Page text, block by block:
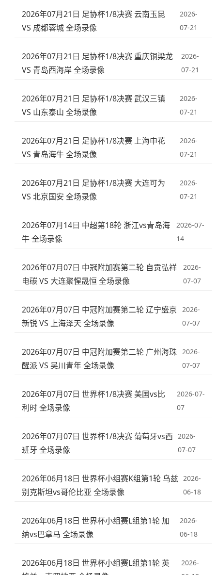
2026年07月21日 足协杯1/8决赛 云南玉昆
VS 成都蓉城 全场录像
2026-
07-21
2026年07月21日 足协杯1/8决赛 重庆铜梁龙
VS 青岛西海岸 全场录像
2026-
07-21
2026年07月21日 足协杯1/8决赛 武汉三镇
VS 山东泰山 全场录像
2026-
07-21
2026年07月21日 足协杯1/8决赛 上海申花
VS 青岛海牛 全场录像
2026-
07-21
2026年07月21日 足协杯1/8决赛 大连可为
VS 北京国安 全场录像
2026-
07-21
2026年07月14日 中超第18轮 浙江vs青岛海
牛 全场录像
2026-07-
14
2026年07月07日 中冠附加赛第二轮 自贡弘祥
电碳 VS 大连聚惺晟恒 全场录像
2026-
07-07
2026年07月07日 中冠附加赛第二轮 辽宁盛京
新锐 VS 上海泽天 全场录像
2026-
07-07
2026年07月07日 中冠附加赛第二轮 广州海珠
醒派 VS 吴川青年 全场录像
2026-
07-07
2026年07月07日 世界杯1/8决赛 美国vs比
利时 全场录像
2026-07-
07
2026年07月07日 世界杯1/8决赛 葡萄牙vs西
班牙 全场录像
2026-
07-07
2026年06月18日 世界杯小组赛K组第1轮 乌兹
别克斯坦vs哥伦比亚 全场录像
2026-
06-18
2026年06月18日 世界杯小组赛L组第1轮 加
纳vs巴拿马 全场录像
2026-
06-18
2026年06月18日 世界杯小组赛L组第1轮 英
2026-